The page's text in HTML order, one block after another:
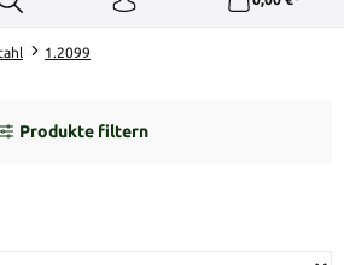
1.2099
Produkte filtern